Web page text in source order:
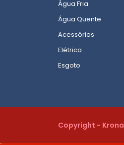
Água Fria
Água Quente
Acessórios
Elétrica
Esgoto
Copyright - Krona